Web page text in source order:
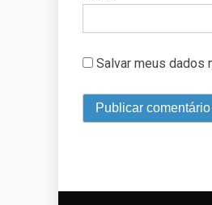
Salvar meus dados